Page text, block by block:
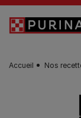
Skip to main
Accueil Nos